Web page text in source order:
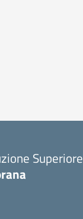
Superiore